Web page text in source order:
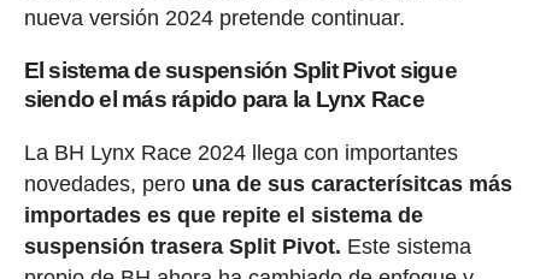
nueva versión 2024 pretende continuar.
El sistema de suspensión Split Pivot sigue
siendo el más rápido para la Lynx Race
La BH Lynx Race 2024 llega con importantes
novedades, pero una de sus caracterísitcas más
importades es que repite el sistema de
suspensión trasera Split Pivot. Este sistema